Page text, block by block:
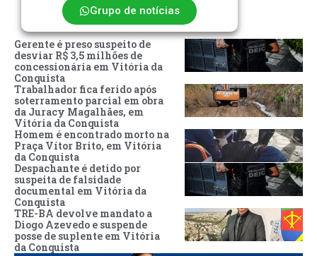
Grupo de notícias
Gerente é preso suspeito de
desviar R$ 3,5 milhões de
concessionária em Vitória da
Conquista
Trabalhador fica ferido após
soterramento parcial em obra
da Juracy Magalhães, em
Vitória da Conquista
Homem é encontrado morto na
Praça Vítor Brito, em Vitória
da Conquista
Despachante é detido por
suspeita de falsidade
documental em Vitória da
Conquista
TRE-BA devolve mandato a
Diogo Azevedo e suspende
posse de suplente em Vitória
da Conquista